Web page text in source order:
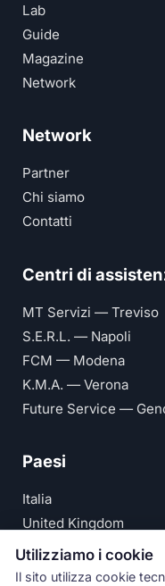
Lab
Guide
Magazine
Network
Network
Partner
Chi siamo
Contatti
Centri di
MT Servizi — Treviso
S.E.R.L. — Napoli
FCM — Modena
K.M.A. — Verona
Future Service —
Paesi
Italia
United Kingdom
Deutschland
España
Utilizziamo i cookie
Il sito utilizza cookie